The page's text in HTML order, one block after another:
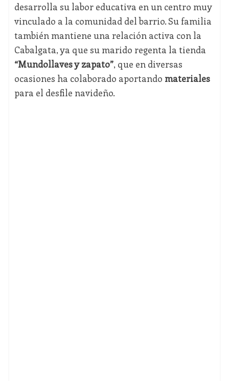
desarrolla su labor educativa en un centro muy
vinculado a la comunidad del barrio. Su familia
también mantiene una relación activa con la
Cabalgata, ya que su marido regenta la tienda
“Mundollaves y zapato”, que en diversas
ocasiones ha colaborado aportando materiales
para el desfile navideño.